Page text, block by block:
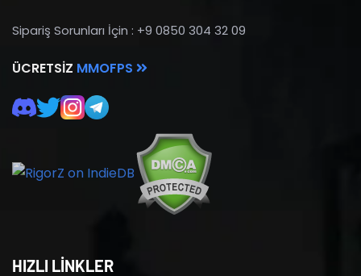
Sipariş Sorunları İçin : +9 0850 304 32 09
ÜCRETSIZ MMOFPS
HIZLI LİNKLER